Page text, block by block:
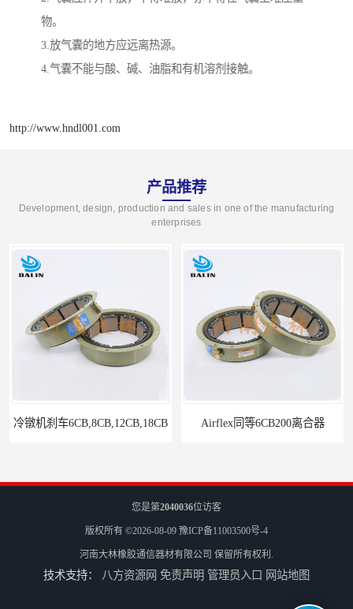
物。
3.放气囊的地方应远离热源。
4.气囊不能与酸、碱、油脂和有机溶剂接触。
http://www.hndl001.com
产品推荐
Development, design, production and sales in one of the manufacturing
enterprises
Airflex同等6CB200离合器
您是第2040036位访客
版权所有 ©2026-08-09 豫ICP备11003500号-4
河南大林橡胶通信器材有限公司 保留所有权利.
技术支持： 八方资源网 免责声明 管理员入口 网站地图